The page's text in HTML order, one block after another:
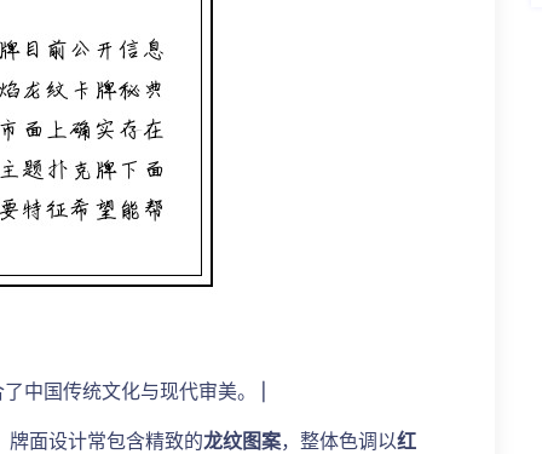
中国传统文化与现代审美。 |
牌面设计常包含精致的龙纹图案，整体色调以红